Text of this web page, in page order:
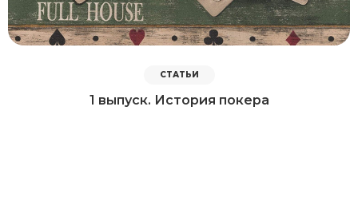
СТАТЬИ
1 выпуск. История покера